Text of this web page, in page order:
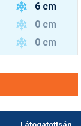
6 cm
0 cm
0 cm